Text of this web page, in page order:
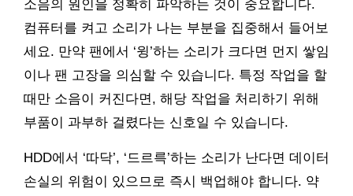
소음의 원인을 정확히 파악하는 것이 중요합니다.
컴퓨터를 켜고 소리가 나는 부분을 집중해서 들어보
세요. 만약 팬에서 ‘윙’하는 소리가 크다면 먼지 쌓임
이나 팬 고장을 의심할 수 있습니다. 특정 작업을 할
때만 소음이 커진다면, 해당 작업을 처리하기 위해
부품이 과부하 걸렸다는 신호일 수 있습니다.
HDD에서 ‘따닥’, ‘드르륵’하는 소리가 난다면 데이터
손실의 위험이 있으므로 즉시 백업해야 합니다. 약